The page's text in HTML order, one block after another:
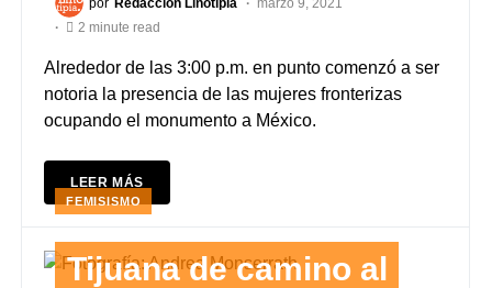
por Redacción Linotipia
marzo 9, 2021
2 minute read
Alrededor de las 3:00 p.m. en punto comenzó a ser
notoria la presencia de las mujeres fronterizas
ocupando el monumento a México.
LEER MÁS
FEMISISMO
Tijuana de camino al